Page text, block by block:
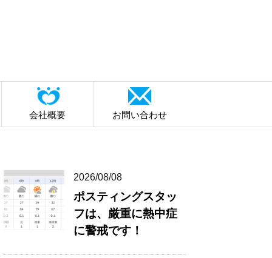
会社概要 お問い合わせ
2026/08/08
ポスティングスタッ
フは、厳重に熱中症
に警戒です！